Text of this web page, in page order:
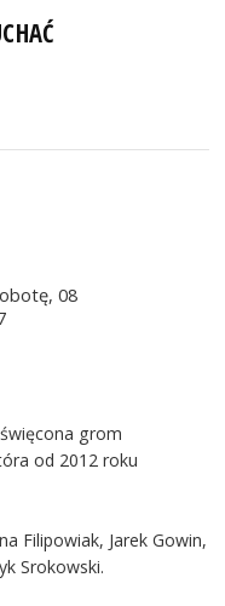
08
grom
od 2012 roku
Filipowiak, Jarek Gowin,
Srokowski.